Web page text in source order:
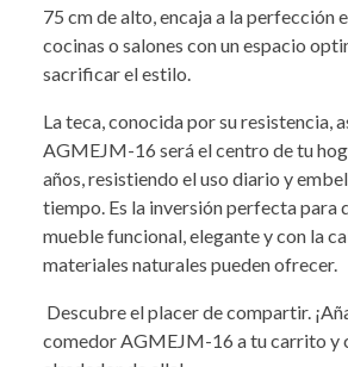
75 cm de alto, encaja a la perfección
cocinas o salones con un espacio
sacrificar el estilo.
La teca, conocida por su resistencia,
AGMEJM-16 será el centro de tu
años, resistiendo el uso diario y
tiempo. Es la inversión perfecta para
mueble funcional, elegante y con la
materiales naturales pueden ofrecer.
Descubre el placer de compartir.
comedor AGMEJM-16 a tu carrito y